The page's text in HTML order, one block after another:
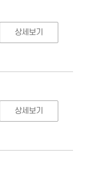
상세보기
상세보기